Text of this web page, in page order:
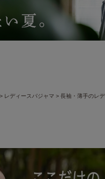
レディースパジャマ 長袖・薄手のレ